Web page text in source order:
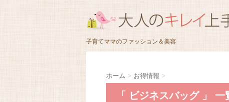
子育てママのファッション＆美容
ホーム > お得情報 >
「 ビジネスバッグ 」 一